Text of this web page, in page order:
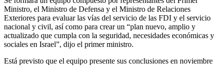
Ministro, el Ministro de Defensa y el Ministro de Relaciones
Exteriores para evaluar las vías del servicio de las FDI y el servicio
nacional y civil, así como para crear un “plan nuevo, amplio y
actualizado que cumpla con la seguridad, necesidades económicas y
sociales en Israel”, dijo el primer ministro.
Está previsto que el equipo presente sus conclusiones en noviembre